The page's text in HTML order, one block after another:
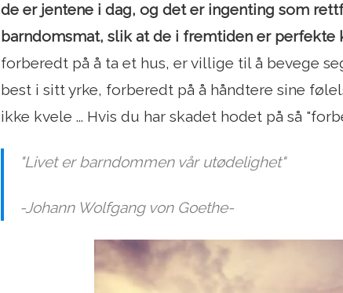
de er jentene i dag, og det er ingenting som
barndomsmat, slik at de i fremtiden er perfekte
forberedt på å ta et hus, er villige til å bevege
best i sitt yrke, forberedt på å håndtere sine
ikke kvele ... Hvis du har skadet hodet på så
"Livet er barndommen vår utødelighet"
-Johann Wolfgang von Goethe-